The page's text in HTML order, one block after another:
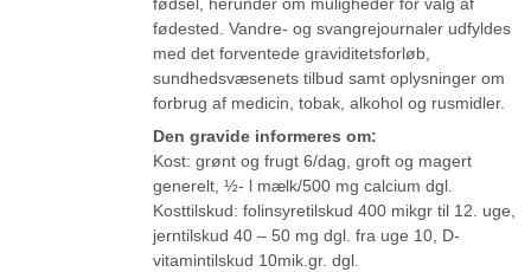
fødsel, herunder om muligheder for valg af
fødested. Vandre- og svangrejournaler udfyldes
med det forventede graviditetsforløb,
sundhedsvæsenets tilbud samt oplysninger om
forbrug af medicin, tobak, alkohol og rusmidler.
Den gravide informeres om:
Kost: grønt og frugt 6/dag, groft og magert
generelt, ½- l mælk/500 mg calcium dgl.
Kosttilskud: folinsyretilskud 400 mikgr til 12. uge,
jerntilskud 40 – 50 mg dgl. fra uge 10, D-
vitamintilskud 10mik.gr. dgl.